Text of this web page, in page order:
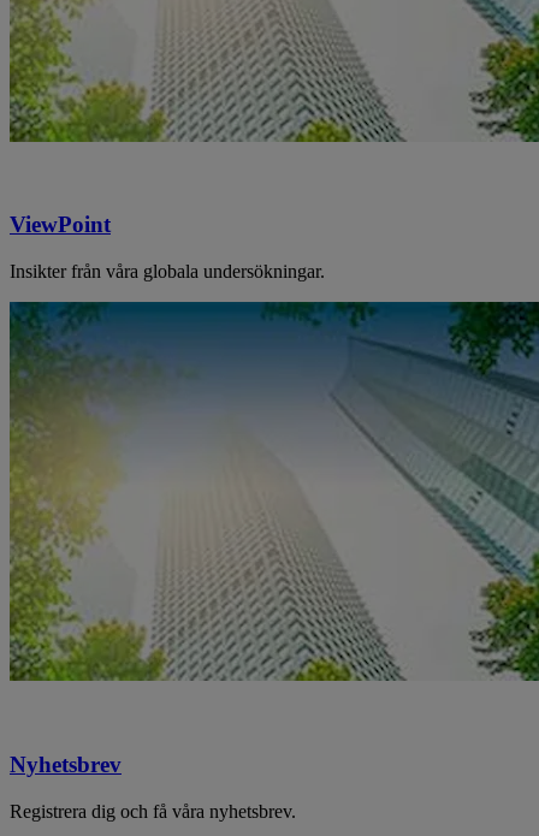
ViewPoint
Insikter från våra globala undersökningar.
Nyhetsbrev
Registrera dig och få våra nyhetsbrev.